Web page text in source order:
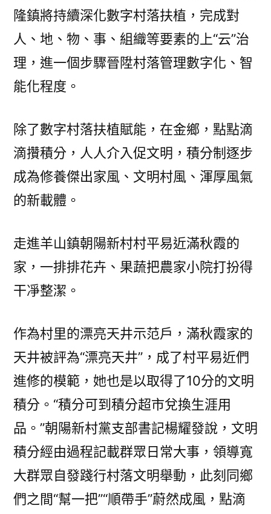
隆鎮將持續深化數字村落扶植，完成對
人、地、物、事、組織等要素的上“云”治
理，進一個步驟晉陞村落管理數字化、智
能化程度。
除了數字村落扶植賦能，在金鄉，點點滴
滴攢積分，人人介入促文明，積分制逐步
成為修養傑出家風、文明村風、渾厚風氣
的新載體。
走進羊山鎮朝陽新村村平易近滿秋霞的
家，一排排花卉、果蔬把農家小院打扮得
干凈整潔。
作為村里的漂亮天井示范戶，滿秋霞家的
天井被評為“漂亮天井”，成了村平易近們
進修的模範，她也是以取得了10分的文明
積分。“積分可到積分超市兌換生涯用
品。”朝陽新村黨支部書記楊耀發說，文明
積分經由過程記載群眾日常大事，領導寬
大群眾自發踐行村落文明舉動，此刻同鄉
們之間“幫一把”“順帶手”蔚然成風，點滴